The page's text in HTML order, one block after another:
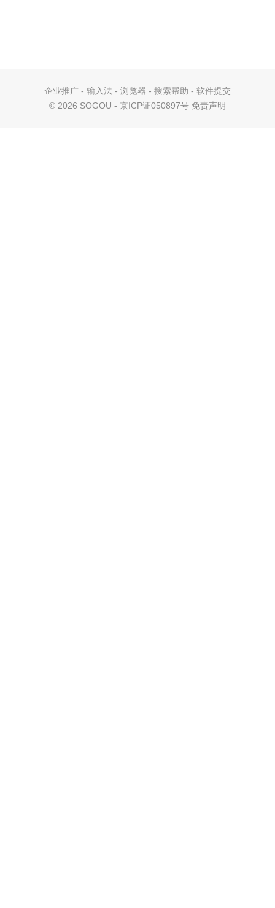
企业推广 - 输入法 - 浏览器 - 搜索帮助 - 软件提交
© 2026 SOGOU - 京ICP证050897号 免责声明